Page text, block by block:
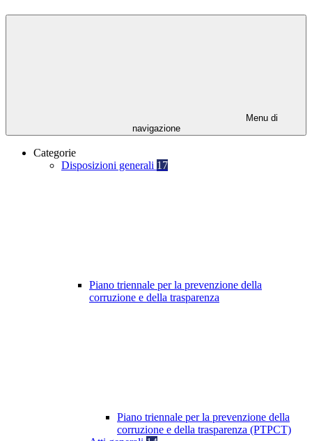
Menu di
navigazione
Categorie
Disposizioni generali 17
Piano triennale per la prevenzione della
corruzione e della trasparenza
Piano triennale per la prevenzione della
corruzione e della trasparenza (PTPCT)